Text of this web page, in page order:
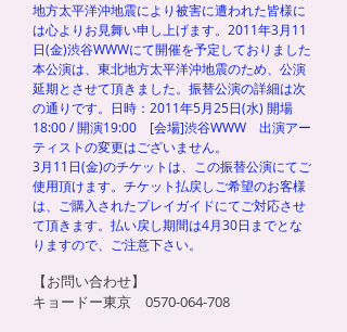
地方太平洋沖地震により被害に遭われた皆様に
は心よりお見舞い申し上げます。2011年3月11
日(金)渋谷WWWにて開催を予定しておりました
本公演は、東北地方太平洋沖地震のため、公演
延期とさせて頂きました。振替公演の詳細は次
の通りです。
日時：2011年5月25日(水) 開場
18:00 / 開演19:00 [会場]渋谷WWW 出演アー
ティストの変更はございません。
3月11日(金)のチケットは、この振替公演にてご
使用頂けます。チケット払戻しご希望のお客様
は、ご購入されたプレイガイドにてご対応させ
て頂きます。払い戻し期間は4月30日までとな
りますので、ご注意下さい。
【お問い合わせ】
キョードー東京 0570-064-708